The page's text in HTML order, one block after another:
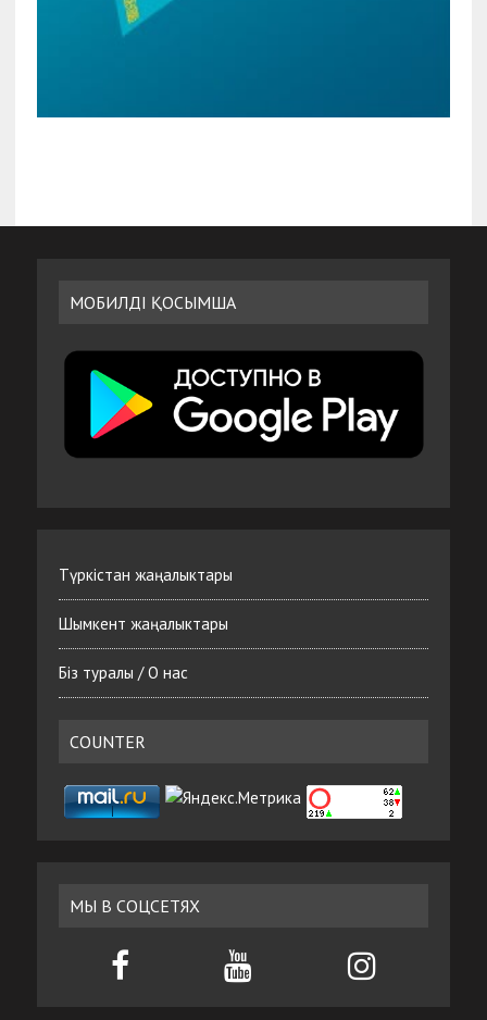
МОБИЛДІ ҚОСЫМША
Түркістан жаңалыктары
Шымкент жаңалыктары
Біз туралы / О нас
COUNTER
МЫ В СОЦСЕТЯХ